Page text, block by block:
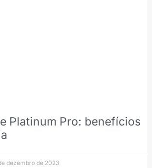
Platinum Pro: benefícios
dezembro de 2023